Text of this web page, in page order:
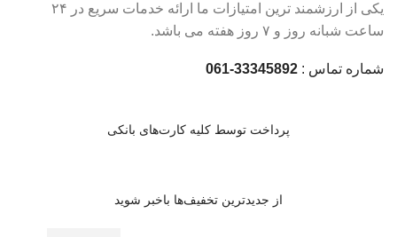
یکی از ارزشمند ترین امتیازات ما ارائه خدمات سریع در ۲۴
ساعت شبانه روز و ۷ روز هفته می باشد.
شماره تماس : 33345892-061
پرداخت توسط کلیه کارت‌های بانکی
از جدیدترین تخفیف‌ها باخبر شوید